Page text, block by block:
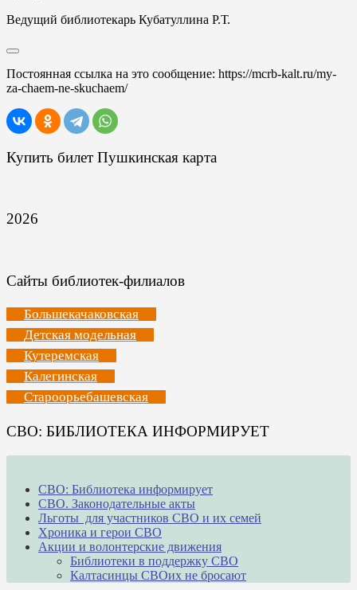
Ведущий библиотекарь Кубатуллина Р.Т.
Постоянная ссылка на это сообщение: https://mcrb-kalt.ru/my-
za-chaem-ne-skuchaem/
Купить билет Пушкинская карта
2026
Сайты библиотек-филиалов
Большекачаковская
Детская модельная
Кутеремская
Калегинская
Староорьебашевская
СВО: БИБЛИОТЕКА ИНФОРМИРУЕТ
СВО: Библиотека информирует
СВО. Законодательные акты
Льготы для участников СВО и их семей
Хроника и герои СВО
Акции и волонтерские движения
Библиотеки в поддержку СВО
Калтасинцы СВОих не бросают